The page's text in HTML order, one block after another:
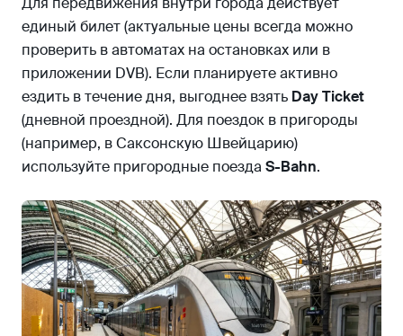
единый билет (актуальные цены всегда можно
проверить в автоматах на остановках или в
приложении DVB). Если планируете активно
ездить в течение дня, выгоднее взять Day Ticket
(дневной проездной). Для поездок в пригороды
(например, в Саксонскую Швейцарию)
используйте пригородные поезда S-Bahn.